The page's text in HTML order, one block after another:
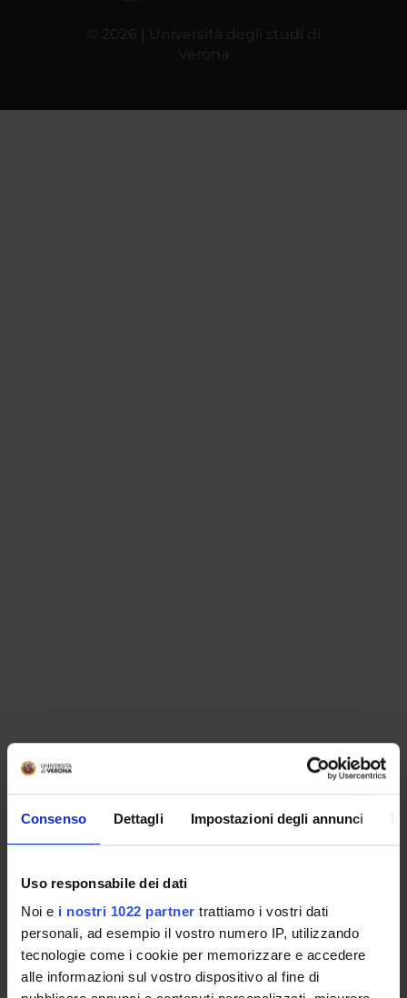
Consenso Dettagli Impostazioni degli annunci
Uso responsabile dei dati
Noi e i nostri 1022 partner trattiamo i vostri dati
personali, ad esempio il vostro numero IP, utilizzando
tecnologie come i cookie per memorizzare e accedere
alle informazioni sul vostro dispositivo al fine di
© 2026 | Università degli studi di
Verona